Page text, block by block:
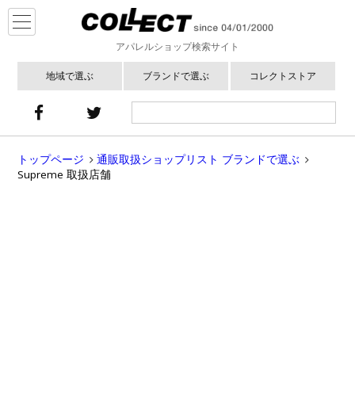
アパレルショップ検索サイト
地域で選ぶ ブランドで選ぶ コレクトストア
トップページ
通販取扱ショップリスト ブランドで選ぶ
Supreme 取扱店舗